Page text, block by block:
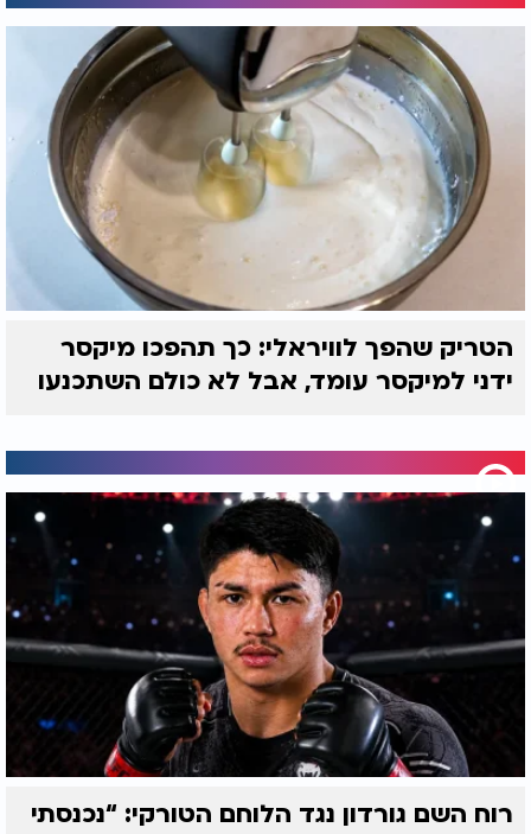
הטריק שהפך לוויראלי: כך תהפכו מיקסר
ידני למיקסר עומד, אבל לא כולם השתכנעו
רוח השם גורדון נגד הלוחם הטורקי: “נכנסתי